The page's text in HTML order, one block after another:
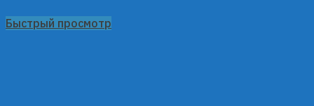
Быстрый просмотр